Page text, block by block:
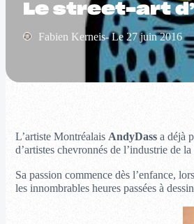
Le street-art
Fabien Kerneis- Le 27 juin 2016
L’artiste Montréalais AndyDassa déjà
d’artistes chevronnés de l’industrie de la
Sa passion commence dès l’enfance,
les innombrables heures passées à